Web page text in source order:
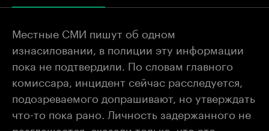
Местные СМИ пишут об одном
изнасиловании, в полиции эту информации
пока не подтвердили. По словам главного
комиссара, инцидент сейчас расследуется,
подозреваемого допрашивают, но утверждать
что-то пока рано. Личность задержанного не